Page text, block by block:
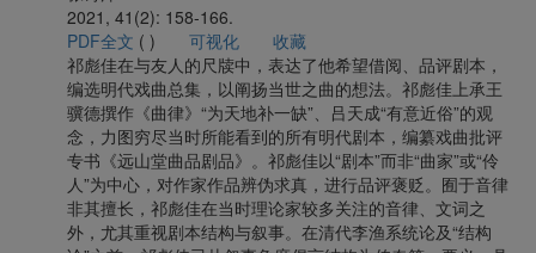
2021, 41(2): 158-166.
PDF全文 ( ) 可视化
收藏
祁彪佳在与友人的尺牍中，表达了他希望借阅、品评剧本，
编选明代戏曲总集，以阐扬当世之曲的想法。祁彪佳上承王
骥德撰作《曲律》“为天地补一缺”、吕天成“有意近俗”的观
念，力图穷尽当时所能看到的所有明代剧本，编纂戏曲批评
专书《远山堂曲品剧品》。祁彪佳以“剧本”而非“曲家”或“伶
人”为中心，对作家作品辨伪求真，进行品评褒贬。囿于音律
非其擅长，祁彪佳在当时理论家较多关注的音律、文词之
外，尤其重视剧本结构与叙事。在清代李渔系统论及“结构